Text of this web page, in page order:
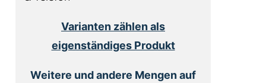
Varianten zählen als
eigenständiges Produkt
Weitere und andere Mengen auf